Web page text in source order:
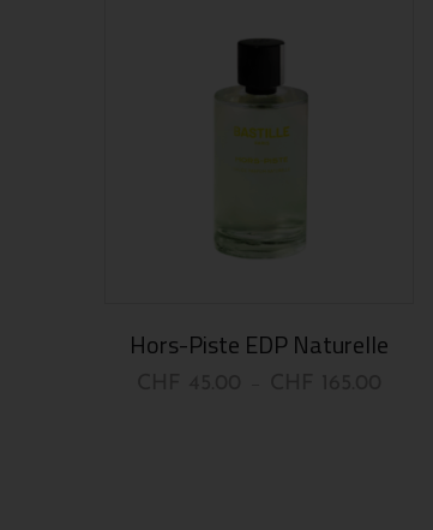
Hors-Piste EDP Naturelle